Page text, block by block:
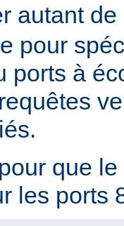
autant
pour
ports à
que
les ports